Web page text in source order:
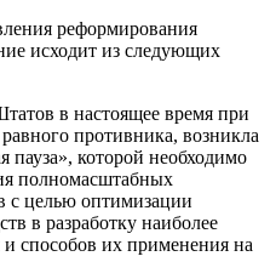
реформирования
исходит из следующих
в настоящее время при
противника, возникла
пауза», которой необходимо
полномасштабных
с целью оптимизации
в разработку наиболее
способов их применения на